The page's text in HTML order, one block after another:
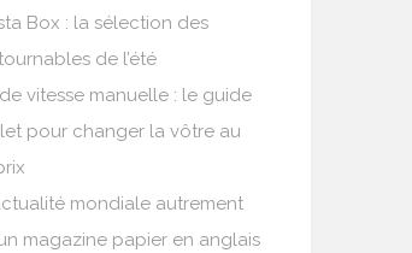
Box : la sélection des
de l’été
vitesse manuelle : le guide
pour changer la vôtre au
mondiale autrement
magazine papier en anglais